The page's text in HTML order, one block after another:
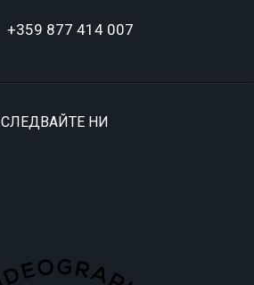
+359 877 414 007
СЛЕДВАЙТЕ НИ